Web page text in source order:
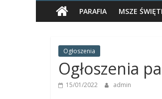
Nawiedzenia
Najświętszej
Strzałkowie
PARAFIA MSZE
Ogłoszenia
Ogłoszenia
15/01/2022 admin